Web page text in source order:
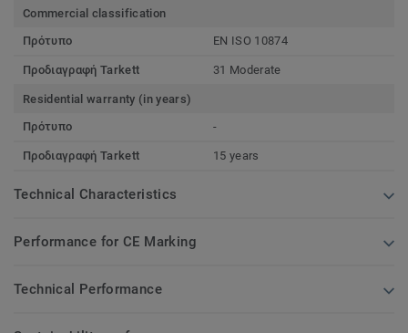
Commercial classification
Πρότυπο
EN ISO 10874
Προδιαγραφή Tarkett 31 Moderate
Residential warranty (in years)
Πρότυπο
-
Προδιαγραφή Tarkett 15 years
Technical Characteristics
Performance for CE Marking
Technical Performance